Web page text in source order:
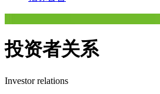
投资者关系
Investor relations